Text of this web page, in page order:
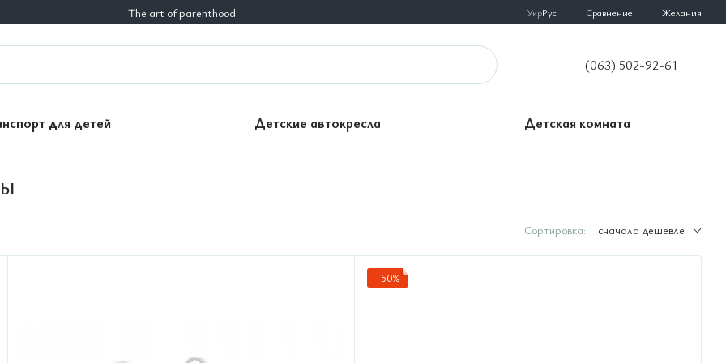
The art of parenthood УкрРус Сравнение Желания
(063) 502-92-61
для детей Детские автокресла Детская комната
Сортировка: сначала дешевле
−50%